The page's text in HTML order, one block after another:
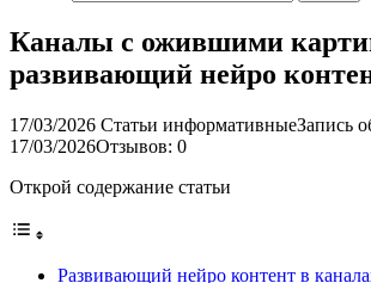
Каналы с ожившими
развивающий нейро
17/03/2026 Статьи информативныеЗапись
17/03/2026Отзывов: 0
Открой содержание статьи
Развивающий нейро контент в